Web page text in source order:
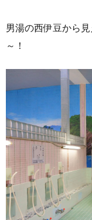
男湯の西伊豆から
～！